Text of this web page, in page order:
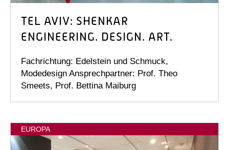
TEL AVIV: SHENKAR
ENGINEERING. DESIGN. ART.
Fachrichtung: Edelstein und Schmuck,
Modedesign Ansprechpartner: Prof. Theo
Smeets, Prof. Bettina Maiburg
EUROPA